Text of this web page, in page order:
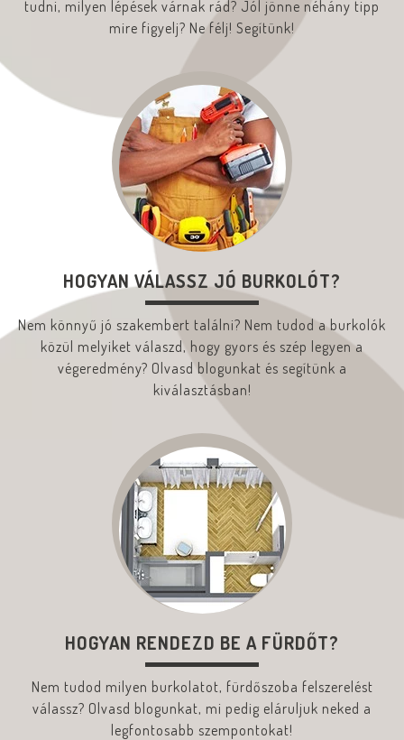
tudni, milyen lépések várnak rád? Jól jönne néhány tipp
mire figyelj? Ne félj! Segítünk!
HOGYAN VÁLASSZ JÓ BURKOLÓT?
Nem könnyű jó szakembert találni? Nem tudod a burkolók
közül melyiket válaszd, hogy gyors és szép legyen a
végeredmény? Olvasd blogunkat és segítünk a
kiválasztásban!
HOGYAN RENDEZD BE A FÜRDŐT?
Nem tudod milyen burkolatot, fürdőszoba felszerelést
válassz? Olvasd blogunkat, mi pedig eláruljuk neked a
legfontosabb szempontokat!